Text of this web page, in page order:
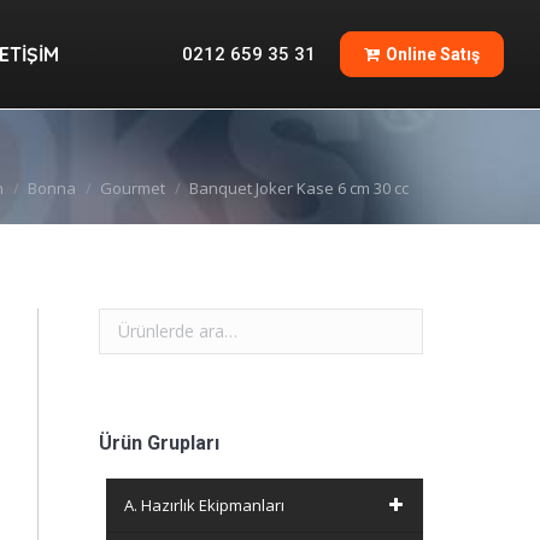
0212 659 35 31 Online Satış
Bonna Gourmet Banquet Joker Kase 6 cm 30 cc
Ürün Grupları
A. Hazırlık Ekipmanları
Online Satış